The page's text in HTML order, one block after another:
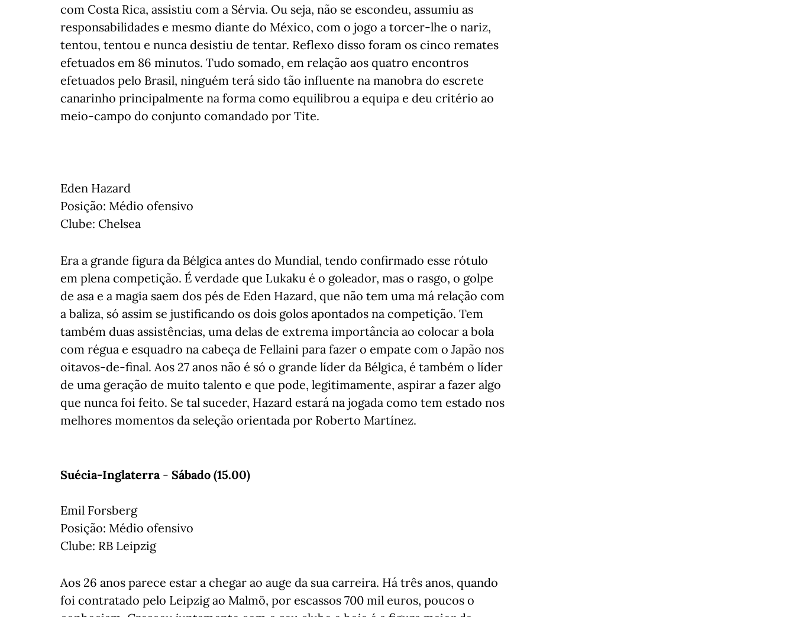
com Costa Rica, assistiu com a Sérvia. Ou seja, não se escondeu, assumiu as
responsabilidades e mesmo diante do México, com o jogo a torcer-lhe o nariz,
tentou, tentou e nunca desistiu de tentar. Reflexo disso foram os cinco remates
efetuados em 86 minutos. Tudo somado, em relação aos quatro encontros
efetuados pelo Brasil, ninguém terá sido tão influente na manobra do escrete
canarinho principalmente na forma como equilibrou a equipa e deu critério ao
meio-campo do conjunto comandado por Tite.
Eden Hazard
Posição: Médio ofensivo
Clube: Chelsea
Era a grande figura da Bélgica antes do Mundial, tendo confirmado esse rótulo
em plena competição. É verdade que Lukaku é o goleador, mas o rasgo, o golpe
de asa e a magia saem dos pés de Eden Hazard, que não tem uma má relação com
a baliza, só assim se justificando os dois golos apontados na competição. Tem
também duas assistências, uma delas de extrema importância ao colocar a bola
com régua e esquadro na cabeça de Fellaini para fazer o empate com o Japão nos
oitavos-de-final. Aos 27 anos não é só o grande líder da Bélgica, é também o líder
de uma geração de muito talento e que pode, legitimamente, aspirar a fazer algo
que nunca foi feito. Se tal suceder, Hazard estará na jogada como tem estado nos
melhores momentos da seleção orientada por Roberto Martínez.
Suécia-Inglaterra - Sábado (15.00)
Emil Forsberg
Posição: Médio ofensivo
Clube: RB Leipzig
Aos 26 anos parece estar a chegar ao auge da sua carreira. Há três anos, quando
foi contratado pelo Leipzig ao Malmö, por escassos 700 mil euros, poucos o